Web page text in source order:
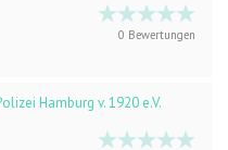
0 Bewertungen
Hamburg v. 1920 e.V.